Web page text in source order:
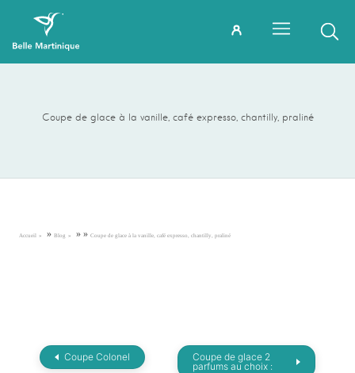
Coupe de glace à la vanille, café expresso, chantilly, praliné
Accueil » Blog » » Coupe de glace à la vanille, café expresso, chantilly, praliné
Coupe Colonel
Coupe de glace 2
parfums au choix :